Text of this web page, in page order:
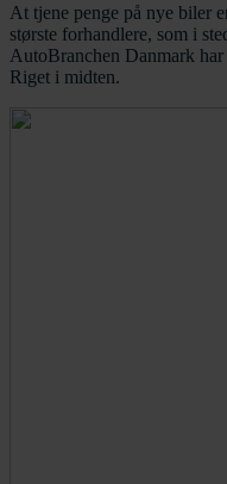
At tjene penge på nye biler
største forhandlere, som i
AutoBranchen Danmark
Riget i midten.